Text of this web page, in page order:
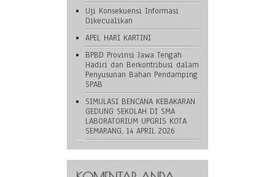
Uji Konsekuensi Informasi
Dikecualikan
APEL HARI KARTINI
BPBD Provinsi Jawa Tengah
Hadiri dan Berkontribusi dalam
Penyusunan Bahan Pendamping
SPAB
SIMULASI BENCANA KEBAKARAN
GEDUNG SEKOLAH DI SMA
LABORATORIUM UPGRIS KOTA
SEMARANG, 14 APRIL 2026